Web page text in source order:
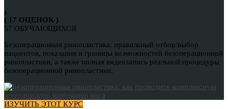
5
( 17 ОЦЕНОК )
57 ОБУЧАЮЩИХСЯ
Безоперационная ринопластика: правильный отбор/выбор
пациентов, показания и границы возможностей безоперационной
ринопластики, а также полная видеозапись реальной процедуры
безоперационной ринопластики.
ИЗУЧИТЬ ЭТОТ КУРС